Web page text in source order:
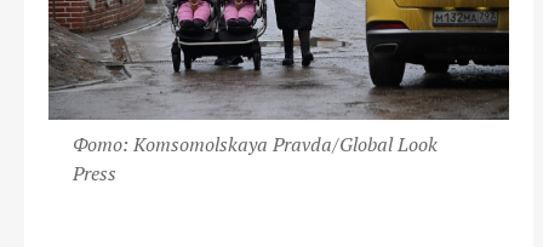
Фото: Komsomolskaya Pravda/Global Look
Press